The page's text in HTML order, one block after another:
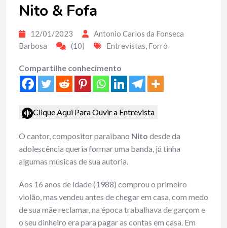
Nito & Fofa
12/01/2023
Antonio Carlos da Fonseca
Barbosa
(10) Entrevistas, Forró
Compartilhe conhecimento
Clique Aqui Para Ouvir a Entrevista
O cantor, compositor paraibano Nito desde da
adolescência queria formar uma banda, já tinha
algumas músicas de sua autoria.
Aos 16 anos de idade (1988) comprou o primeiro
violão, mas vendeu antes de chegar em casa, com medo
de sua mãe reclamar, na época trabalhava de garçom e
o seu dinheiro era para pagar as contas em casa. Em